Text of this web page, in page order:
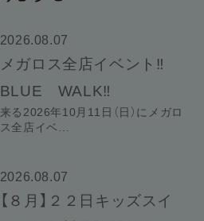
2026.08.07
メガロス全店イベント‼
BLUE WALK‼
来る2026年10月11日（日）にメガロ
ス全店イベ…
2026.08.07
【８月】２２日キッズスイ